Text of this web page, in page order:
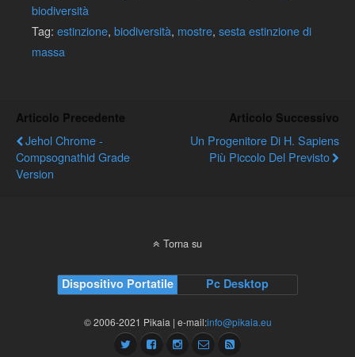
biodiversità
Tag: estinzione, biodiversità, mostre, sesta estinzione di
massa
Articolo Precedente
Jehol Chrome -
Compsognathid Grade
Version
Articolo Successivo
Un Progenitore Di H. Sapiens
Più Piccolo Del Previsto
Torna su
Dispositivo Portatile Pc Desktop
© 2006-2021 Pikaia | e-mail:info@pikaia.eu